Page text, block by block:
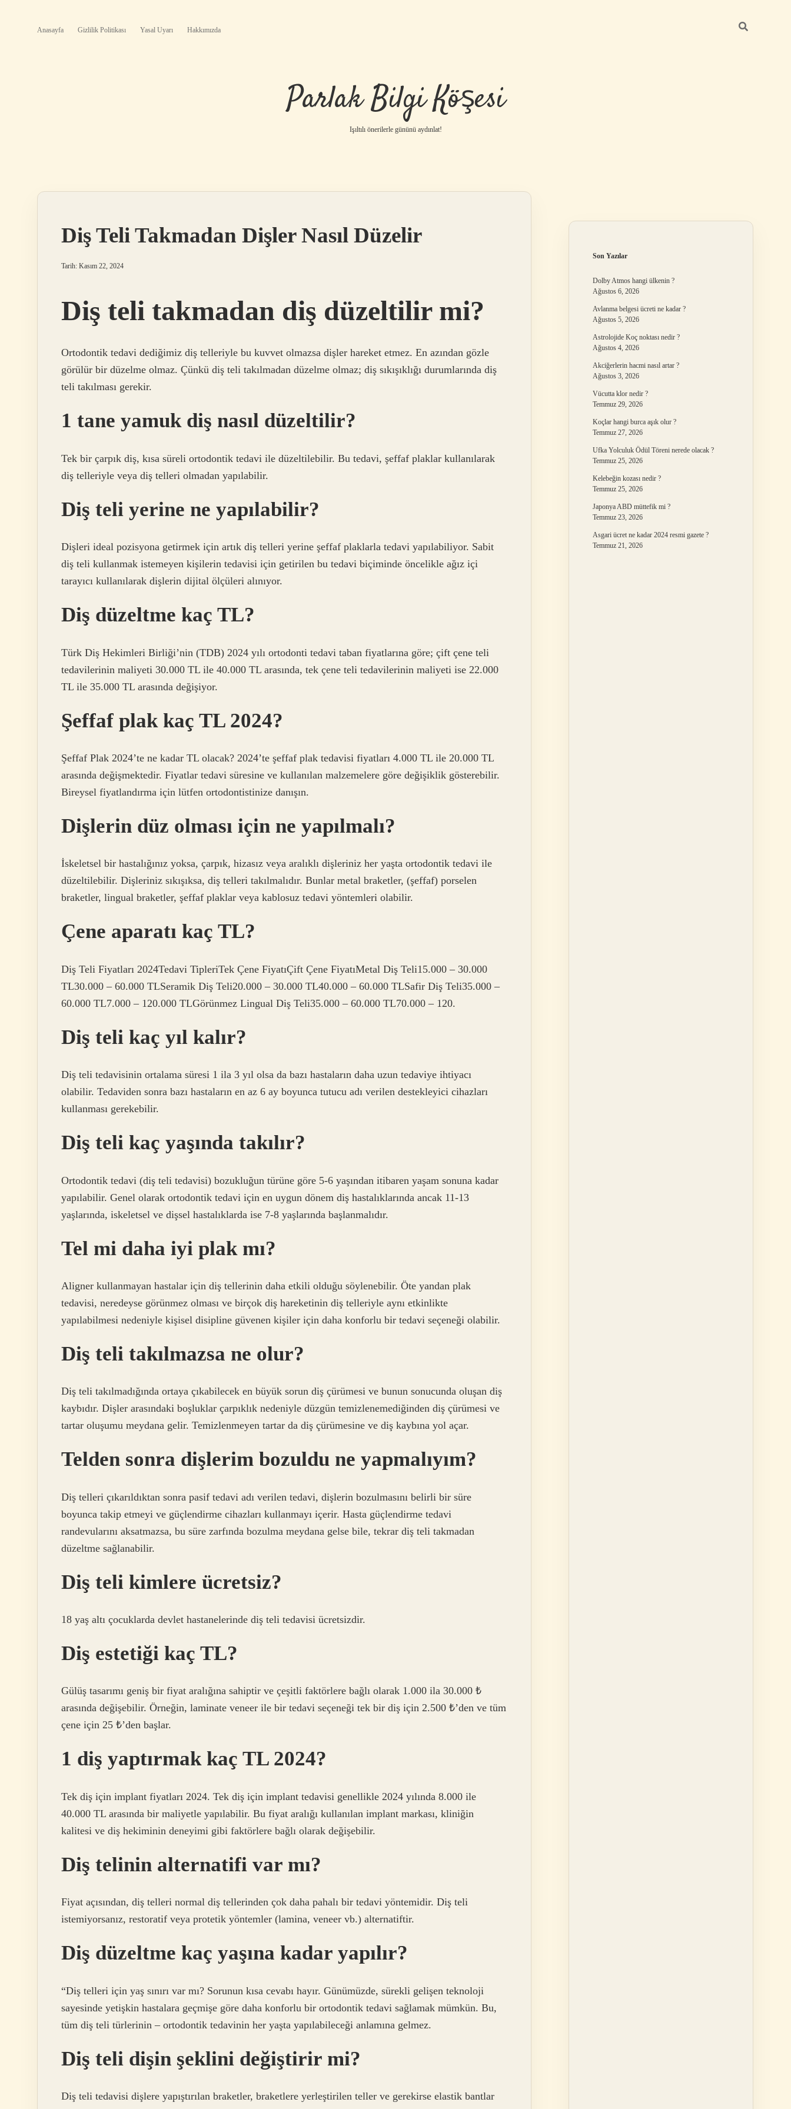
Anasayfa Gizlilik Politikası Yasal Uyarı Hakkımızda
Parlak Bilgi Köşesi
Işıltılı önerilerle gününü aydınlat!
Diş Teli Takmadan Dişler Nasıl Düzelir
Tarih: Kasım 22, 2024
Diş teli takmadan diş düzeltilir mi?
Ortodontik tedavi dediğimiz diş telleriyle bu kuvvet olmazsa dişler hareket etmez. En azından gözle
görülür bir düzelme olmaz. Çünkü diş teli takılmadan düzelme olmaz; diş sıkışıklığı durumlarında diş
teli takılması gerekir.
1 tane yamuk diş nasıl düzeltilir?
Tek bir çarpık diş, kısa süreli ortodontik tedavi ile düzeltilebilir. Bu tedavi, şeffaf plaklar kullanılarak
diş telleriyle veya diş telleri olmadan yapılabilir.
Diş teli yerine ne yapılabilir?
Dişleri ideal pozisyona getirmek için artık diş telleri yerine şeffaf plaklarla tedavi yapılabiliyor. Sabit
diş teli kullanmak istemeyen kişilerin tedavisi için getirilen bu tedavi biçiminde öncelikle ağız içi
tarayıcı kullanılarak dişlerin dijital ölçüleri alınıyor.
Diş düzeltme kaç TL?
Türk Diş Hekimleri Birliği’nin (TDB) 2024 yılı ortodonti tedavi taban fiyatlarına göre; çift çene teli
tedavilerinin maliyeti 30.000 TL ile 40.000 TL arasında, tek çene teli tedavilerinin maliyeti ise 22.000
TL ile 35.000 TL arasında değişiyor.
Şeffaf plak kaç TL 2024?
Şeffaf Plak 2024’te ne kadar TL olacak? 2024’te şeffaf plak tedavisi fiyatları 4.000 TL ile 20.000 TL
arasında değişmektedir. Fiyatlar tedavi süresine ve kullanılan malzemelere göre değişiklik gösterebilir.
Bireysel fiyatlandırma için lütfen ortodontistinize danışın.
Dişlerin düz olması için ne yapılmalı?
İskeletsel bir hastalığınız yoksa, çarpık, hizasız veya aralıklı dişleriniz her yaşta ortodontik tedavi ile
düzeltilebilir. Dişleriniz sıkışıksa, diş telleri takılmalıdır. Bunlar metal braketler, (şeffaf) porselen
braketler, lingual braketler, şeffaf plaklar veya kablosuz tedavi yöntemleri olabilir.
Çene aparatı kaç TL?
Diş Teli Fiyatları 2024Tedavi TipleriTek Çene FiyatıÇift Çene FiyatıMetal Diş Teli15.000 – 30.000
TL30.000 – 60.000 TLSeramik Diş Teli20.000 – 30.000 TL40.000 – 60.000 TLSafir Diş Teli35.000 –
60.000 TL7.000 – 120.000 TLGörünmez Lingual Diş Teli35.000 – 60.000 TL70.000 – 120.
Diş teli kaç yıl kalır?
Diş teli tedavisinin ortalama süresi 1 ila 3 yıl olsa da bazı hastaların daha uzun tedaviye ihtiyacı
olabilir. Tedaviden sonra bazı hastaların en az 6 ay boyunca tutucu adı verilen destekleyici cihazları
kullanması gerekebilir.
Diş teli kaç yaşında takılır?
Ortodontik tedavi (diş teli tedavisi) bozukluğun türüne göre 5-6 yaşından itibaren yaşam sonuna kadar
yapılabilir. Genel olarak ortodontik tedavi için en uygun dönem diş hastalıklarında ancak 11-13
yaşlarında, iskeletsel ve dişsel hastalıklarda ise 7-8 yaşlarında başlanmalıdır.
Tel mi daha iyi plak mı?
Aligner kullanmayan hastalar için diş tellerinin daha etkili olduğu söylenebilir. Öte yandan plak
tedavisi, neredeyse görünmez olması ve birçok diş hareketinin diş telleriyle aynı etkinlikte
yapılabilmesi nedeniyle kişisel disipline güvenen kişiler için daha konforlu bir tedavi seçeneği olabilir.
Diş teli takılmazsa ne olur?
Diş teli takılmadığında ortaya çıkabilecek en büyük sorun diş çürümesi ve bunun sonucunda oluşan diş
kaybıdır. Dişler arasındaki boşluklar çarpıklık nedeniyle düzgün temizlenemediğinden diş çürümesi ve
tartar oluşumu meydana gelir. Temizlenmeyen tartar da diş çürümesine ve diş kaybına yol açar.
Telden sonra dişlerim bozuldu ne yapmalıyım?
Diş telleri çıkarıldıktan sonra pasif tedavi adı verilen tedavi, dişlerin bozulmasını belirli bir süre
boyunca takip etmeyi ve güçlendirme cihazları kullanmayı içerir. Hasta güçlendirme tedavi
randevularını aksatmazsa, bu süre zarfında bozulma meydana gelse bile, tekrar diş teli takmadan
düzeltme sağlanabilir.
Diş teli kimlere ücretsiz?
18 yaş altı çocuklarda devlet hastanelerinde diş teli tedavisi ücretsizdir.
Diş estetiği kaç TL?
Gülüş tasarımı geniş bir fiyat aralığına sahiptir ve çeşitli faktörlere bağlı olarak 1.000 ila 30.000 ₺
arasında değişebilir. Örneğin, laminate veneer ile bir tedavi seçeneği tek bir diş için 2.500 ₺’den ve tüm
çene için 25 ₺’den başlar.
1 diş yaptırmak kaç TL 2024?
Tek diş için implant fiyatları 2024. Tek diş için implant tedavisi genellikle 2024 yılında 8.000 ile
40.000 TL arasında bir maliyetle yapılabilir. Bu fiyat aralığı kullanılan implant markası, kliniğin
kalitesi ve diş hekiminin deneyimi gibi faktörlere bağlı olarak değişebilir.
Diş telinin alternatifi var mı?
Fiyat açısından, diş telleri normal diş tellerinden çok daha pahalı bir tedavi yöntemidir. Diş teli
istemiyorsanız, restoratif veya protetik yöntemler (lamina, veneer vb.) alternatiftir.
Diş düzeltme kaç yaşına kadar yapılır?
“Diş telleri için yaş sınırı var mı? Sorunun kısa cevabı hayır. Günümüzde, sürekli gelişen teknoloji
sayesinde yetişkin hastalara geçmişe göre daha konforlu bir ortodontik tedavi sağlamak mümkün. Bu,
tüm diş teli türlerinin – ortodontik tedavinin her yaşta yapılabileceği anlamına gelmez.
Diş teli dişin şeklini değiştirir mi?
Diş teli tedavisi dişlere yapıştırılan braketler, braketlere yerleştirilen teller ve gerekirse elastik bantlar
Son Yazılar
Dolby Atmos hangi ülkenin ?
Ağustos 6, 2026
Avlanma belgesi ücreti ne kadar ?
Ağustos 5, 2026
Astrolojide Koç noktası nedir ?
Ağustos 4, 2026
Akciğerlerin hacmi nasıl artar ?
Ağustos 3, 2026
Vücutta klor nedir ?
Temmuz 29, 2026
Koçlar hangi burca aşık olur ?
Temmuz 27, 2026
Ufka Yolculuk Ödül Töreni nerede olacak ?
Temmuz 25, 2026
Kelebeğin kozası nedir ?
Temmuz 25, 2026
Japonya ABD müttefik mi ?
Temmuz 23, 2026
Asgari ücret ne kadar 2024 resmi gazete ?
Temmuz 21, 2026